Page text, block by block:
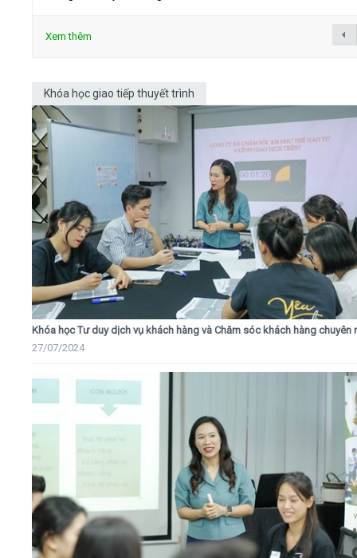
Xem thêm
Khóa học giao tiếp thuyết trình
Khóa học Tư duy dịch vụ khách hàng và Chăm sóc khách hàng chuyên
27/07/2024